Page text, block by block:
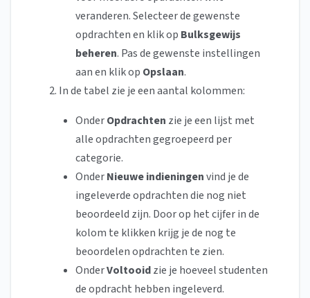
veranderen. Selecteer de gewenste
opdrachten en klik op Bulksgewijs
beheren. Pas de gewenste instellingen
aan en klik op Opslaan.
In de tabel zie je een aantal kolommen:
OnderOpdrachten zie je een lijst met
alle opdrachten gegroepeerd per
categorie.
OnderNieuwe indieningenvind je de
ingeleverde opdrachten die nog niet
beoordeeld zijn. Door op het cijfer in de
kolom te klikken krijg je de nog te
beoordelen opdrachten te zien.
OnderVoltooidzie je hoeveel studenten
de opdracht hebben ingeleverd.